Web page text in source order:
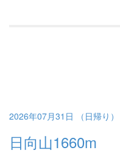
2026年07月31日 （日帰り）
日向山1660m